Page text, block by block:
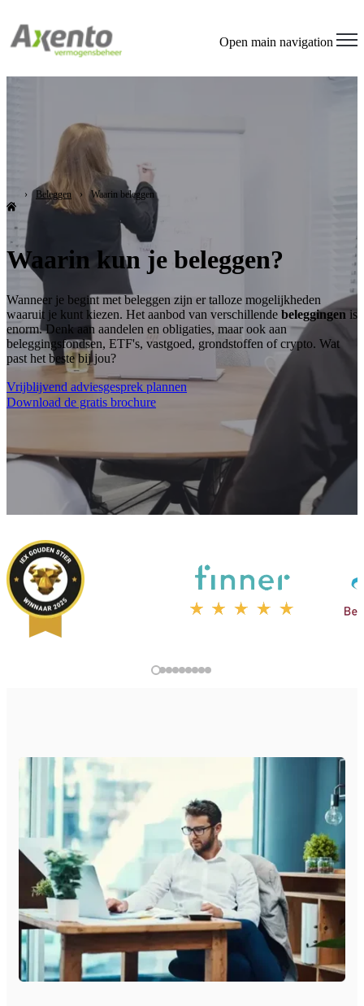
Open main navigation
Beleggen Waarin beleggen
Waarin kun je beleggen?
Wanneer je begint met beleggen zijn er talloze mogelijkheden
waaruit je kunt kiezen. Het aanbod van verschillende beleggingen is
enorm. Denk aan aandelen en obligaties, maar ook aan
beleggingsfondsen, ETF's, vastgoed, grondstoffen of crypto. Wat
past het beste bij jou?
Vrijblijvend adviesgesprek plannen
Download de gratis brochure